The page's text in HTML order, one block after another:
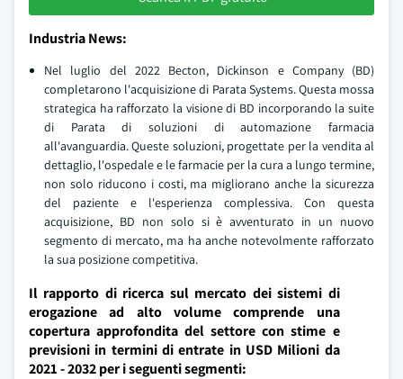
Industria News:
Nel luglio del 2022 Becton, Dickinson e Company (BD)
completarono l'acquisizione di Parata Systems. Questa mossa
strategica ha rafforzato la visione di BD incorporando la suite
di Parata di soluzioni di automazione farmacia
all'avanguardia. Queste soluzioni, progettate per la vendita al
dettaglio, l'ospedale e le farmacie per la cura a lungo termine,
non solo riducono i costi, ma migliorano anche la sicurezza
del paziente e l'esperienza complessiva. Con questa
acquisizione, BD non solo si è avventurato in un nuovo
segmento di mercato, ma ha anche notevolmente rafforzato
la sua posizione competitiva.
Il rapporto di ricerca sul mercato dei sistemi di
erogazione ad alto volume comprende una
copertura approfondita del settore con stime e
previsioni in termini di entrate in USD Milioni da
2021 - 2032 per i seguenti segmenti: